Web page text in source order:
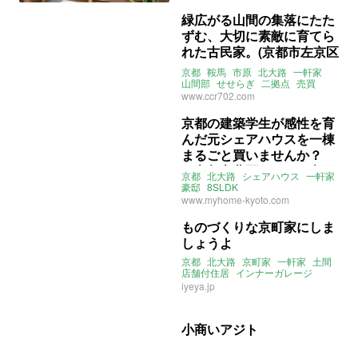
緑広がる山間の集落にたた
ずむ、大切に素敵に育てら
れた古民家。(京都市左京区
154㎡の売買物件)
京都 鞍馬 市原 北大路 一軒家
山間部 せせらぎ 二拠点 売買
www.ccr702.com
京都の建築学生が感性を育
んだ元シェアハウスを一棟
まるごと買いませんか？
（京都市北区 267㎡の売買
物件）
京都 北大路 シェアハウス 一軒家
豪邸 8SLDK
株式会社フラット・エージェンシー
www.myhome-kyoto.com
ものづくりな京町家にしま
しょうよ
京都 北大路 京町家 一軒家 土間
店舗付住居 インナーガレージ
いえ屋
iyeya.jp
小商いアジト